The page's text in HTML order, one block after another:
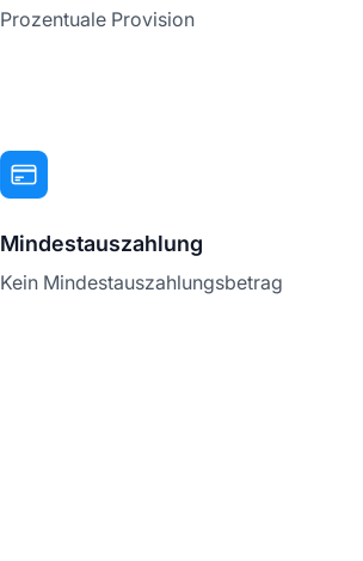
Prozentuale Provision
Mindestauszahlung
Kein Mindestauszahlungsbetrag